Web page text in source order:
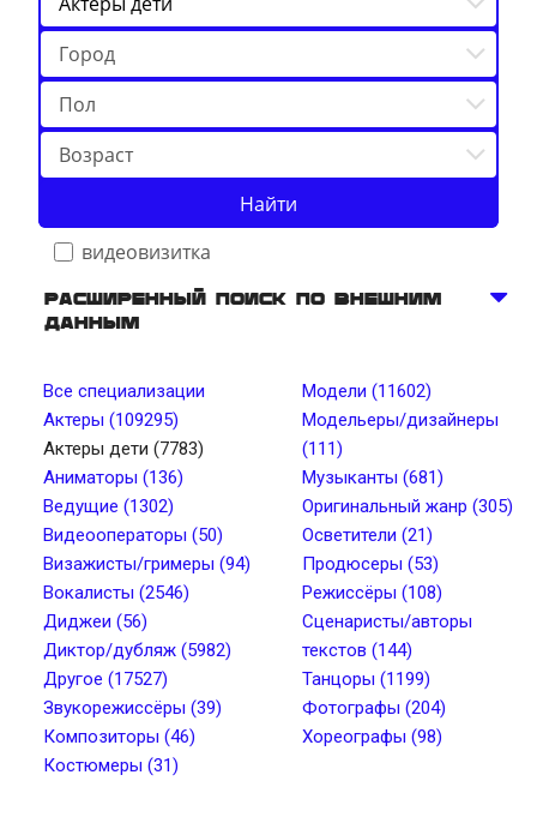
Найти
видеовизитка
Расширенный поиск по внешним
данным
Рост, см от Рост, см до
Вес, кг до
Тембр голоса Длина волос
Цвет волос
Все специализации
Актеры (109295)
Актеры дети (7783)
Аниматоры (136)
Ведущие (1302)
Видеооператоры (50)
Визажисты/гримеры (94)
Вокалисты (2546)
Диджеи (56)
Диктор/дубляж (5982)
Другое (17527)
Звукорежиссёры (39)
Композиторы (46)
Костюмеры (31)
Модели (11602)
Модельеры/дизайнеры
(111)
Музыканты (681)
Оригинальный жанр (305)
Осветители (21)
Продюсеры (53)
Режиссёры (108)
Сценаристы/авторы
текстов (144)
Танцоры (1199)
Фотографы (204)
Хореографы (98)